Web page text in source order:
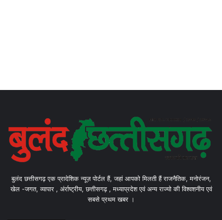
बुलंद छत्तीसगढ़ एक प्रादेशिक न्यूज़ पोर्टल हैं, जहां आपको मिलती हैं राजनैतिक, मनोरंजन,
खेल -जगत, व्यापार , अंर्राष्ट्रीय, छत्तीसगढ़ , मध्याप्रदेश एवं अन्य राज्यो की विश्वशनीय एवं
सबसे प्रथम खबर ।